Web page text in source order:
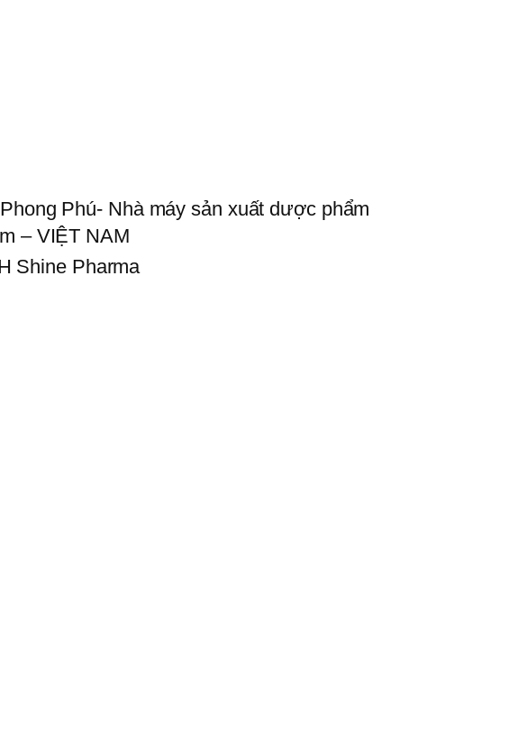
Phú- Nhà máy sản xuất dược phẩm
– VIỆT NAM
Shine Pharma